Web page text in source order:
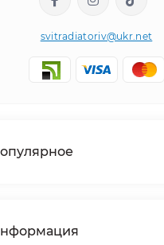
svitradiatoriv@ukr.net